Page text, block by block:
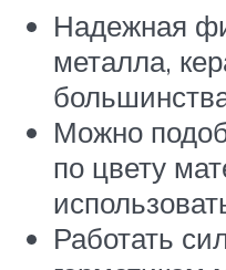
Надежная
металла,
Можно
по цвету
Работать